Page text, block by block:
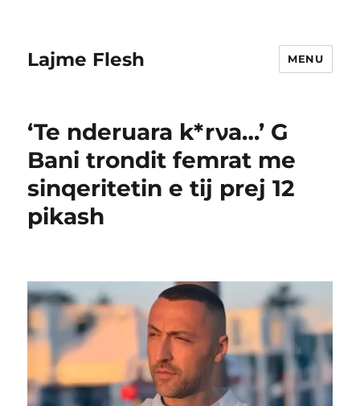
Lajme Flesh MENU
‘Te nderuara k*rνa…’ G
Bani trondit femrat me
sinqeritetin e tij prej 12
pikash